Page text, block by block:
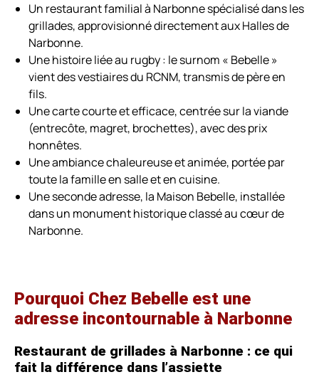
Un restaurant familial à Narbonne spécialisé dans les
grillades, approvisionné directement aux Halles de
Narbonne.
Une histoire liée au rugby : le surnom « Bebelle »
vient des vestiaires du RCNM, transmis de père en
fils.
Une carte courte et efficace, centrée sur la viande
(entrecôte, magret, brochettes), avec des prix
honnêtes.
Une ambiance chaleureuse et animée, portée par
toute la famille en salle et en cuisine.
Une seconde adresse, la Maison Bebelle, installée
dans un monument historique classé au cœur de
Narbonne.
Pourquoi Chez Bebelle est une
adresse incontournable à Narbonne
Restaurant de grillades à Narbonne : ce qui
fait la différence dans l’assiette